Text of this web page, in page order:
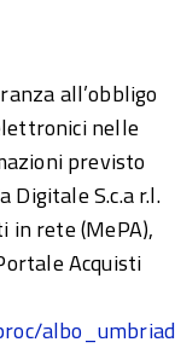
all’obbligo
nelle
previsto
S.c.a r.l.
in rete (MePA),
Acquisti